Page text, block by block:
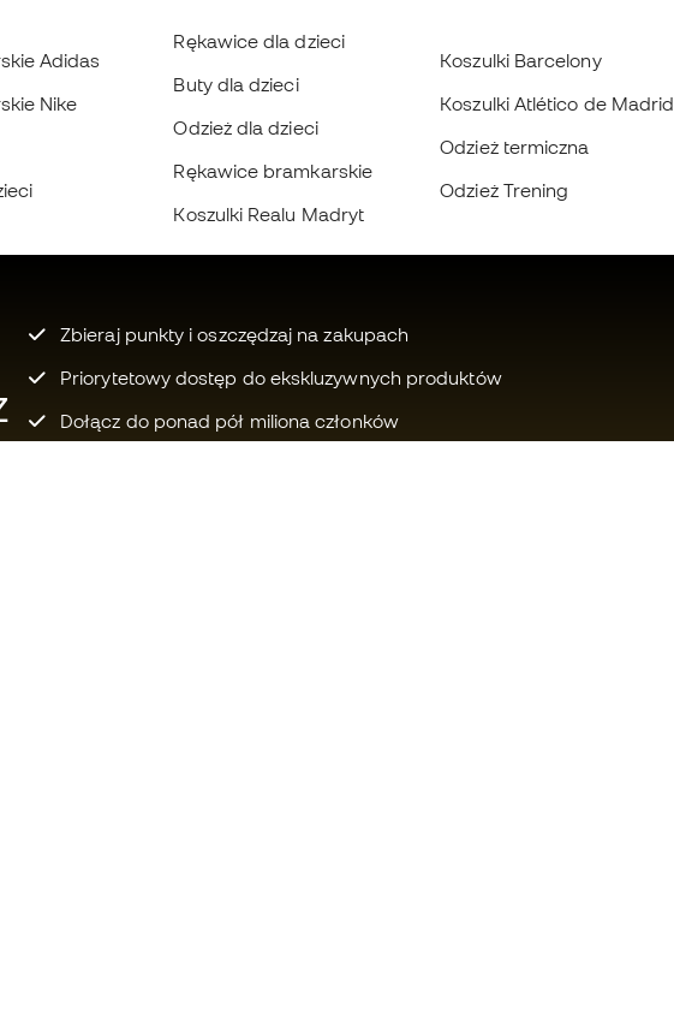
Adidas
Nike
Rękawice dla dzieci
Buty dla dzieci
Odzież dla dzieci
Rękawice bramkarskie
Koszulki Realu Madryt
Koszulki Barcelony
Koszulki Atlético de Madrid
Odzież termiczna
Odzież Trening
Zbieraj punkty i oszczędzaj na zakupach
Priorytetowy dostęp do ekskluzywnych produktów
Dołącz do ponad pół miliona członków